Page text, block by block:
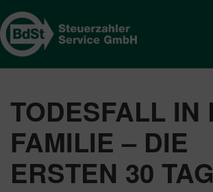
TODESFALL IN
FAMILIE – DIE
ERSTEN 30